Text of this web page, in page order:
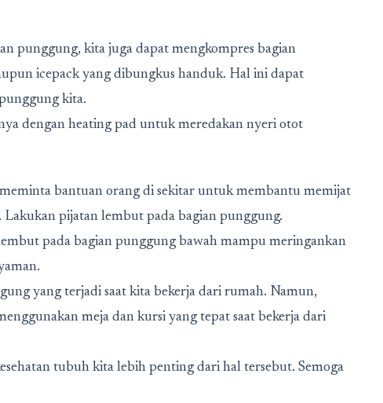
punggung, kita juga dapat mengkompres bagian
icepack yang dibungkus handuk. Hal ini dapat
kita.
dengan heating pad untuk meredakan nyeri otot
bantuan orang di sekitar untuk membantu memijat
pijatan lembut pada bagian punggung.
pada bagian punggung bawah mampu meringankan
yang terjadi saat kita bekerja dari rumah. Namun,
meja dan kursi yang tepat saat bekerja dari
tubuh kita lebih penting dari hal tersebut. Semoga